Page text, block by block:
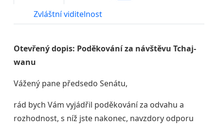
Zvláštní viditelnost
Otevřený dopis: Poděkování za návštěvu Tchaj-
wanu
Vážený pane předsedo Senátu,
rád bych Vám vyjádřil poděkování za odvahu a
rozhodnost, s níž jste nakonec, navzdory odporu